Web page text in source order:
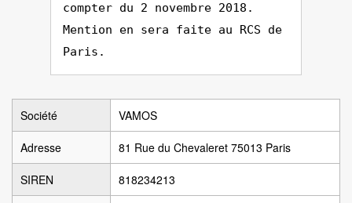
compter du 2 novembre 2018.
Mention en sera faite au RCS de
Paris.
Société VAMOS
Adresse 81 Rue du Chevaleret 75013 Paris
SIREN 818234213